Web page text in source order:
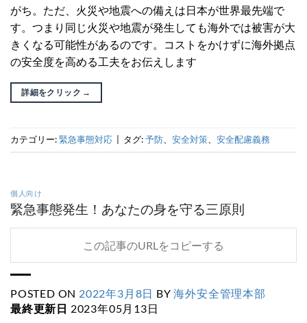
がち。ただ、火災や地震への備えは日本が世界最先端で
す。つまり同じ火災や地震が発生しても海外では被害が大
きくなる可能性があるのです。コストをかけずに海外拠点
の安全度を高める工夫をお伝えします
詳細をクリック →
カテゴリー:緊急事態対応 タグ:予防、 安全対策、 安全配慮義務
個人向け
緊急事態発生！あなたの身を守る三原則
この記事のURLをコピーする
POSTED ON 2022年3月8日 BY海外安全管理本部
最終更新日 2023年05月13日